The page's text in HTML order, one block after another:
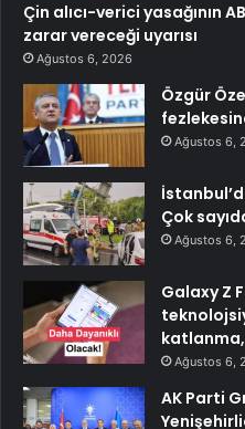
Çin alıcı-verici yasağının
zarar vereceği uyarısı
Ağustos 6, 2026
Özgür
Ağustos 6,
Çok
Ağustos 6,
Galaxy Z
katlanma,
Ağustos 6,
AK Parti